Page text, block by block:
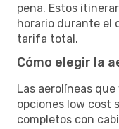
pena. Estos
horario durante el
tarifa total.
Cómo elegir la
Las aerolíneas
opciones low cost
completos con